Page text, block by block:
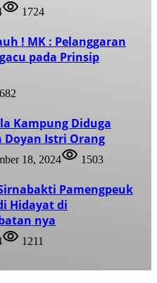
1724
! MK : Pelanggaran
pada Prinsip
Kampung Diduga
Doyan Istri Orang
18, 2024 1503
Pamengpeuk
Hidayat di
nya
1211